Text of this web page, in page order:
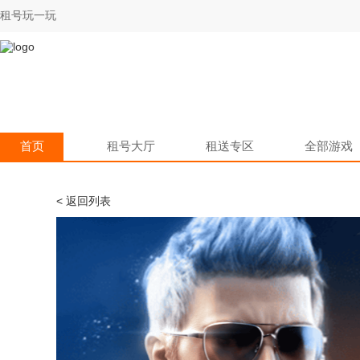
租号玩一玩
首页 租号大厅 租送专区 全部游戏
< 返回列表